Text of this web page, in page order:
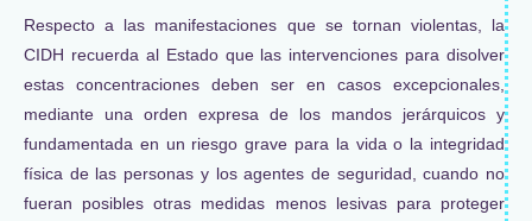
Respecto a las manifestaciones que se tornan violentas, la
CIDH recuerda al Estado que las intervenciones para disolver
estas concentraciones deben ser en casos excepcionales,
mediante una orden expresa de los mandos jerárquicos y
fundamentada en un riesgo grave para la vida o la integridad
física de las personas y los agentes de seguridad, cuando no
fueran posibles otras medidas menos lesivas para proteger